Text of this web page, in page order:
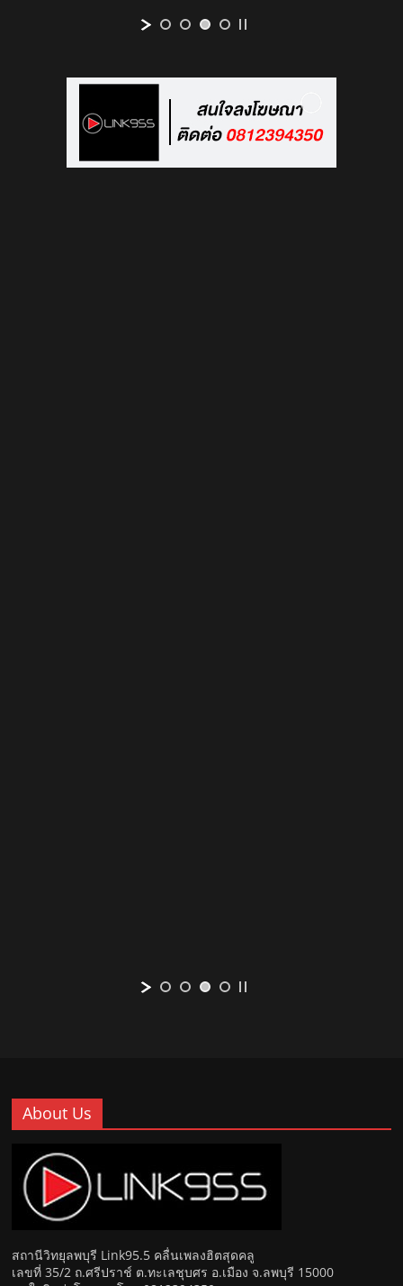
About Us
สถานีวิทยุลพบุรี Link95.5 คลื่นเพลงฮิตสุดคลู
เลขที่ 35/2 ถ.ศรีปราช์ ต.ทะเลชุบศร อ.เมือง จ.ลพบุรี 15000